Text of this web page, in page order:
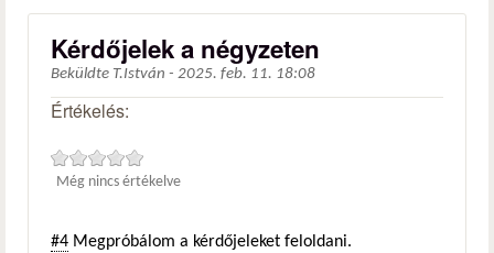
Kérdőjelek a négyzeten
Beküldte T.István - 2025. feb. 11. 18:08
Értékelés:
Még nincs értékelve
#4 Megpróbálom a kérdőjeleket feloldani.